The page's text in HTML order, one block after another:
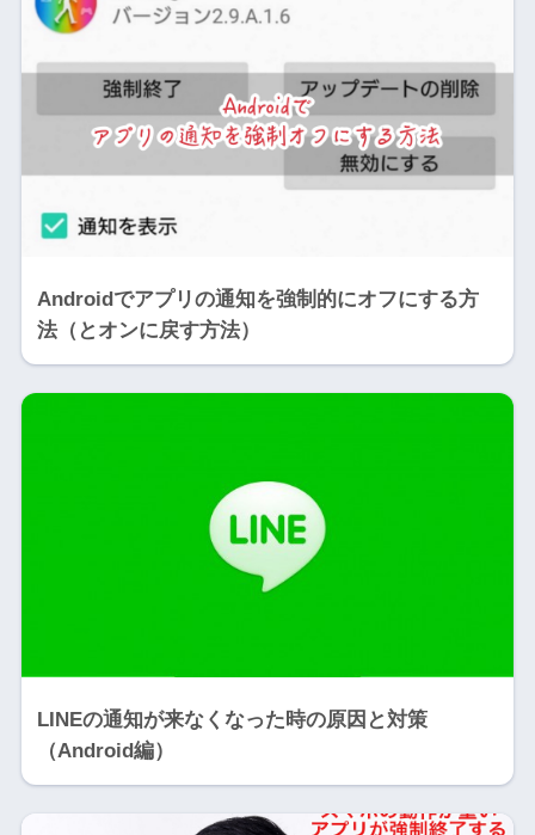
Androidでアプリの通知を強制的にオフにする方
法（とオンに戻す方法）
LINEの通知が来なくなった時の原因と対策
（Android編）